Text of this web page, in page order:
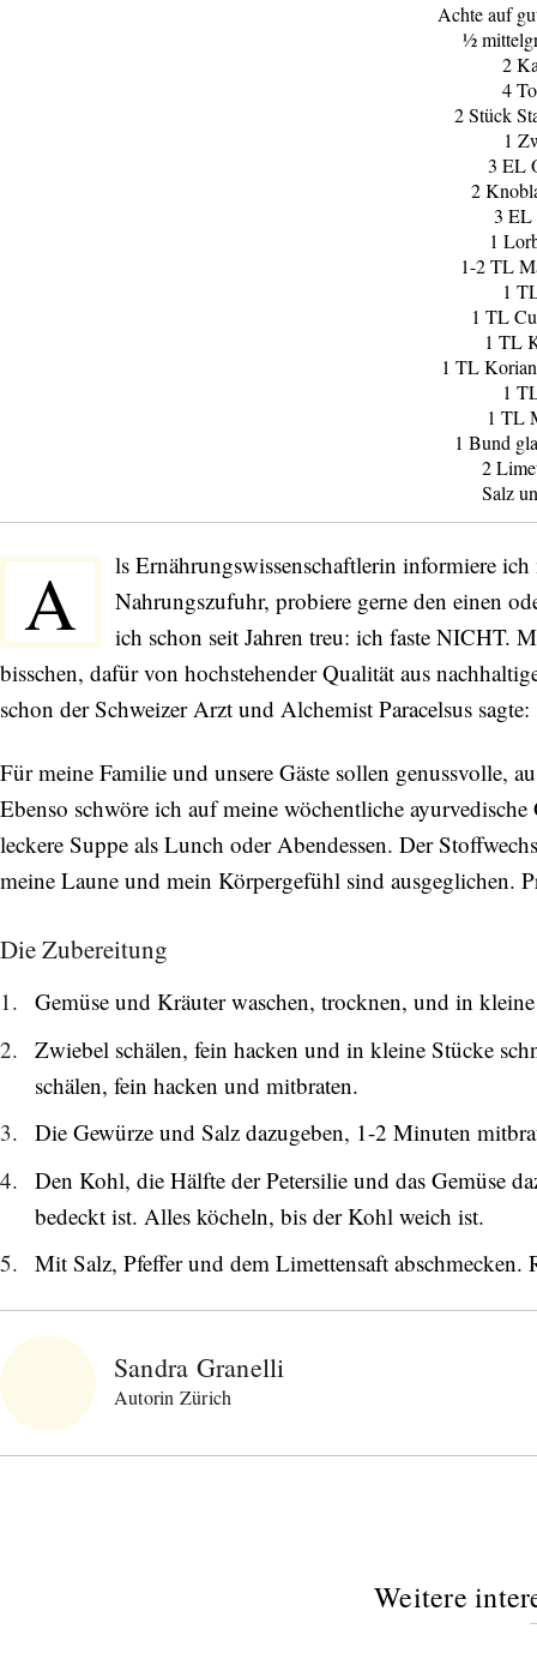
Achte auf
½
2
4
2 Stück
1
3 EL
2
3 EL
1
1-2 TL
1
1 TL
1 TL
1 TL
1
1 TL
1 Bund
2
Salz
A
ls Ernährungswissenschaftlerin informiere
Nahrungszufuhr, probiere gerne den einen
ich schon seit Jahren treu: ich faste NICHT.
bisschen, dafür von hochstehender Qualität aus
schon der Schweizer Arzt und Alchemist Paracelsus
Für meine Familie und unsere Gäste sollen genussvolle,
Ebenso schwöre ich auf meine wöchentliche
leckere Suppe als Lunch oder Abendessen. Der
meine Laune und mein Körpergefühl sind ausgeglichen.
Die Zubereitung
Gemüse und Kräuter waschen, trocknen, und in
Zwiebel schälen, fein hacken und in kleine Stücke
schälen, fein hacken und mitbraten.
Die Gewürze und Salz dazugeben, 1-2 Minuten
Den Kohl, die Hälfte der Petersilie und das Gemüse
bedeckt ist. Alles köcheln, bis der Kohl weich ist.
Mit Salz, Pfeffer und dem Limettensaft abschmecken.
Sandra Granelli
Autorin Zürich
Weitere
Orte, handverlesene Geheimtipps und